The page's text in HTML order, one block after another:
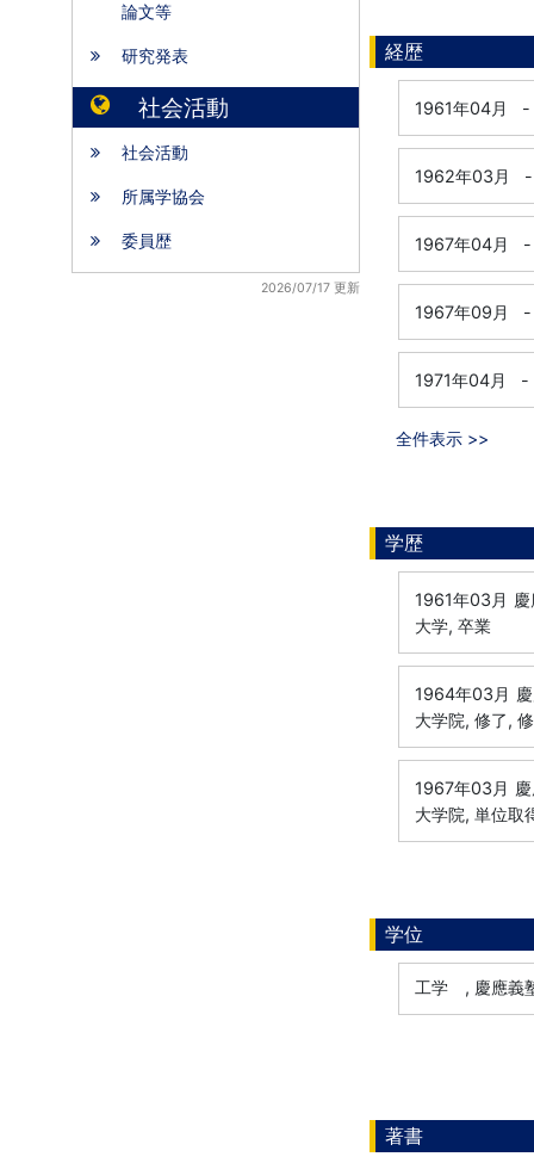
論文等
研究発表
社会活動
社会活動
所属学協会
委員歴
2026/07/17 更新
経歴
1961年04月 -
1962年03月 -
1967年04月 -
1967年09月 -
1971年04月 -
全件表示 >>
学歴
1961年03月
大学, 卒業
1964年03月
大学院, 修了,
1967年03月
大学院, 単位取
学位
工学 , 慶應義
著書